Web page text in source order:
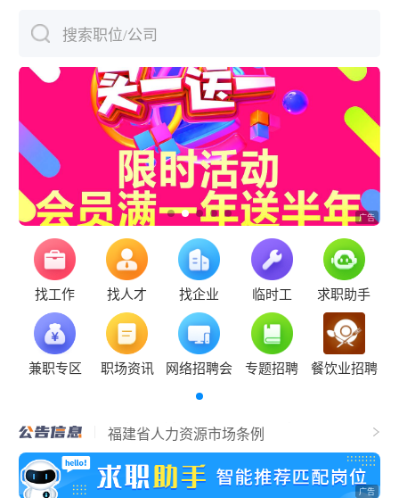
搜索职位/公司
找工作 找人才 找企业 临时工 求职助手
兼职专区 职场资讯 网络招聘会 专题招聘 餐饮业招聘
福清市事业单位公开招聘工作人员（含参
聘和控制数人员）的公告
福建省人力资源市场条例
关于拟认定2025年福清市第二批吸纳重点
群体就业认定的企业名单的公示
关于开展2024年度企业劳动保障守法诚信
等级评价工作的公告
关于公布2024年度福清市经营性人力资源